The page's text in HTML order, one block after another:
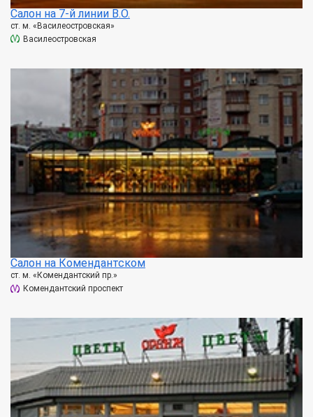
Салон на 7-й линии В.О.
ст. м. «Василеостровская»
Василеостровская
Салон на Комендантском
ст. м. «Комендантский пр.»
Комендантский проспект